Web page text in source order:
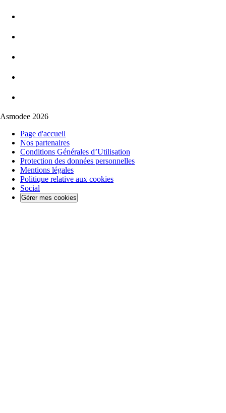
Asmodee 2026
Page d'accueil
Nos partenaires
Conditions Générales d’Utilisation
Protection des données personnelles
Mentions légales
Politique relative aux cookies
Social
Gérer mes cookies